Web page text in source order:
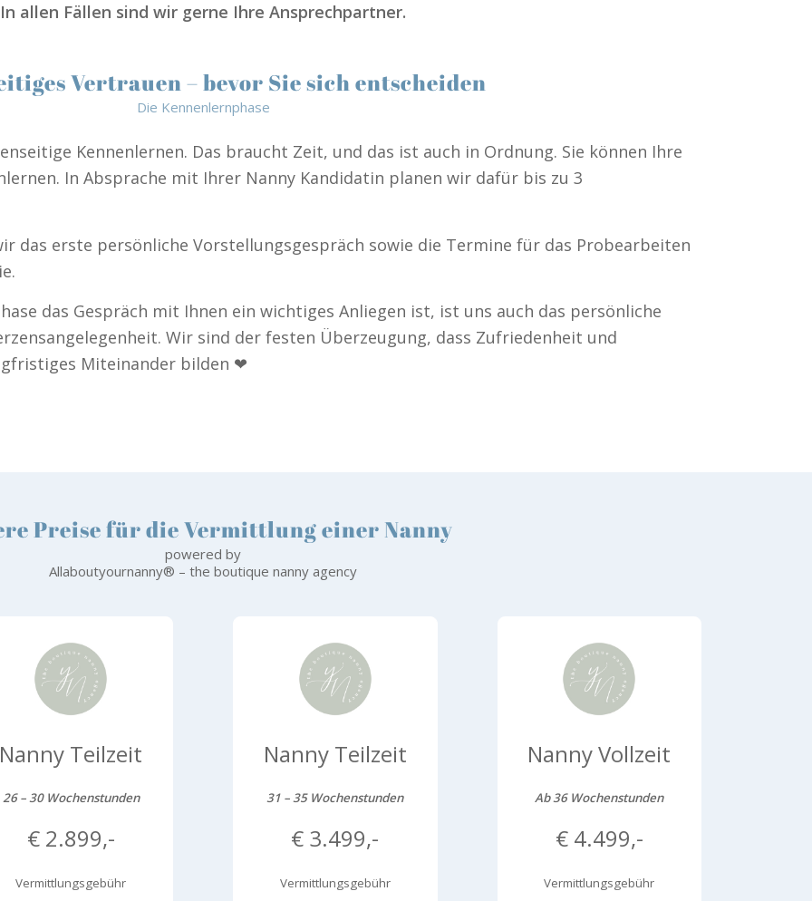
In allen Fällen sind wir gerne Ihre Ansprechpartner.
Vertrauen – bevor Sie sich entscheiden
Die Kennenlernphase
Kennenlernen. Das braucht Zeit, und das ist auch in Ordnung. Sie können Ihre
In Absprache mit Ihrer Nanny Kandidatin planen wir dafür bis zu 3
das erste persönliche Vorstellungsgespräch sowie die Termine für das Probearbeiten
das Gespräch mit Ihnen ein wichtiges Anliegen ist, ist uns auch das persönliche
Wir sind der festen Überzeugung, dass Zufriedenheit und
Miteinander bilden ❤
Preise für die Vermittlung einer Nanny
powered by
Allaboutyournanny® – the boutique nanny agency
Nanny Teilzeit
26 – 30 Wochenstunden
€ 2.899,-
Vermittlungsgebühr
Nanny Teilzeit
31 – 35 Wochenstunden
€ 3.499,-
Vermittlungsgebühr
Nanny Vollzeit
Ab 36 Wochenstunden
€ 4.499,-
Vermittlungsgebühr